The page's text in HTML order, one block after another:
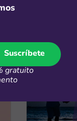
Suscríbete
gratuito